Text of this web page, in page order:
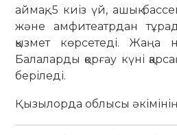
аймақ, 5 киіз үй, ашық
және амфитеатрдан
қызмет көрсетеді.
Балаларды қорғау күні
беріледі.
Қызылорда облысы әкімінің